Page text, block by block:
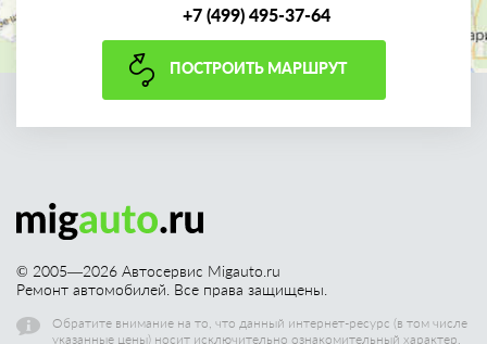
+7 (499) 495-37-64
ПОСТРОИТЬ МАРШРУТ
© 2005—2026 Автосервис Migauto.ru
Ремонт автомобилей. Все права защищены.
Обратите внимание на то, что данный интернет-ресурс (в том числе
указанные цены) носит исключительно ознакомительный характер,